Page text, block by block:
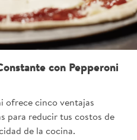
con Pepperoni
ofrece cinco ventajas
para reducir tus costos de
de la cocina.